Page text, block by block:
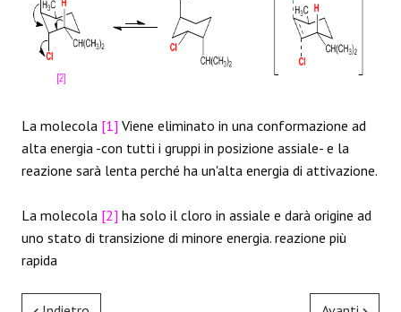
La molecola [1] Viene eliminato in una conformazione ad
alta energia -con tutti i gruppi in posizione assiale- e la
reazione sarà lenta perché ha un'alta energia di attivazione.
La molecola [2] ha solo il cloro in assiale e darà origine ad
uno stato di transizione di minore energia. reazione più
rapida